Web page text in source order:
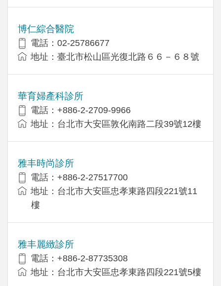
博仁綜合醫院
電話：02-25786677
地址：臺北市松山區光復北路６６－６８號
華育婦產科診所
電話：+886-2-2709-9966
地址：台北市大安區敦化南路二段39號12樓
雅丰時尚診所
電話：+886-2-27517700
地址：台北市大安區忠孝東路四段221號11
樓
雅丰麗緻診所
電話：+886-2-87735308
地址：台北市大安區忠孝東路四段221號5樓